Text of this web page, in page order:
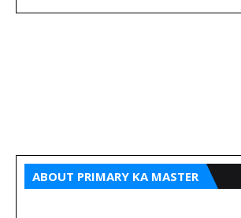
ABOUT PRIMARY KA MASTER